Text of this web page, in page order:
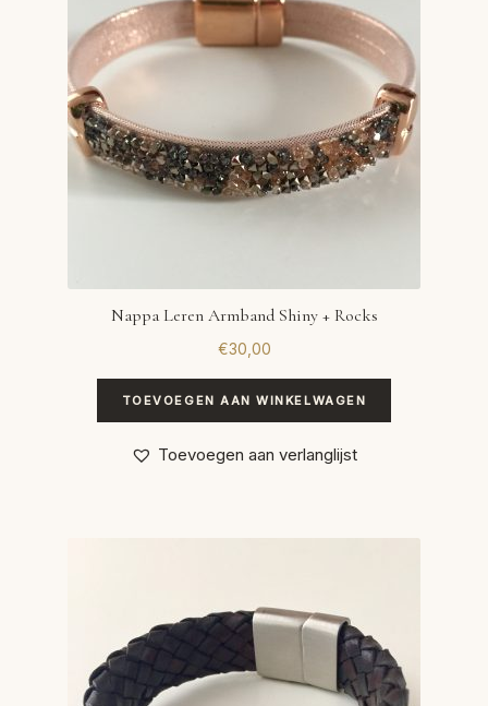
Nappa Leren Armband Shiny + Rocks
€30,00
TOEVOEGEN AAN WINKELWAGEN
Toevoegen aan verlanglijst